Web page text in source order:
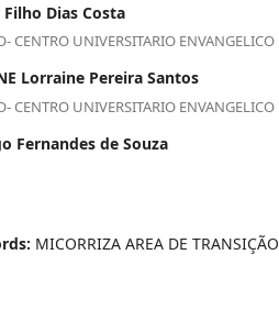
Filho Dias Costa
CENTRO UNIVERSITARIO
Lorraine Pereira Santos
CENTRO UNIVERSITARIO
Fernandes de Souza
MICORRIZA AREA DE